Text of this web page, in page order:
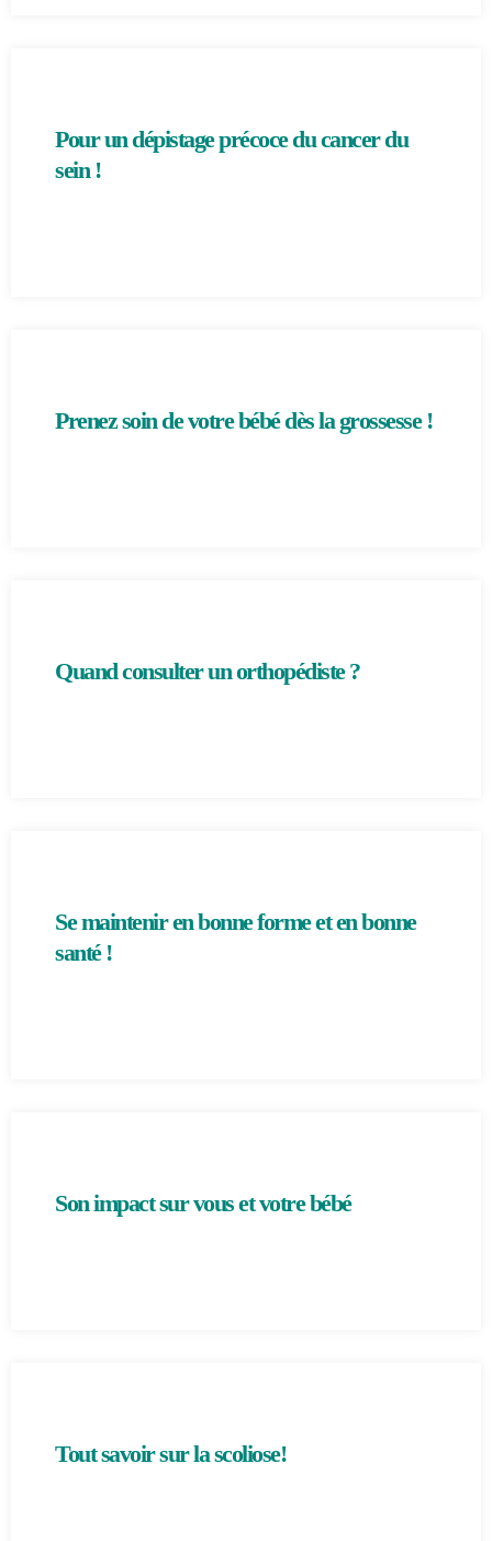
Pour un dépistage précoce du cancer du
sein !
Prenez soin de votre bébé dès la grossesse !
Quand consulter un orthopédiste ?
Se maintenir en bonne forme et en bonne
santé !
Son impact sur vous et votre bébé
Tout savoir sur la scoliose!